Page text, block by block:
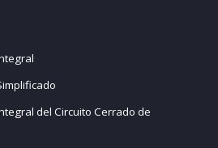
del Circuito Cerrado de